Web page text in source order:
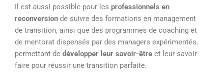
Il est aussi possible pour les professionnels en
reconversion de suivre des formations en management
de transition, ainsi que des programmes de coaching et
de mentorat dispensés par des managers expérimentés,
permettant de développer leur savoir-être et leur savoir-
faire pour réussir une transition parfaite.